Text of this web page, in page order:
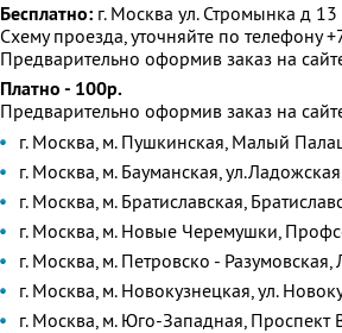
Бесплатно: г. Москва ул. Стромынка д
Схему проезда, уточняйте по телефону
Предварительно оформив заказ на
Платно - 100р.
Предварительно оформив заказ на
г. Москва, м. Пушкинская, Малый
г. Москва, м. Бауманская,
г. Москва, м. Братиславская,
г. Москва, м. Новые Черемушки,
г. Москва, м. Петровско -
г. Москва, м. Новокузнецкая, ул.
г. Москва, м. Юго-Западная, Проспект